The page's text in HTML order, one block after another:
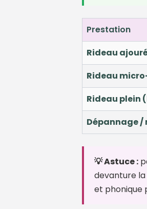
Prestation
Rideau
Rideau
Rideau plein
Dépannage
💡 Astuce :
devanture
et phonique